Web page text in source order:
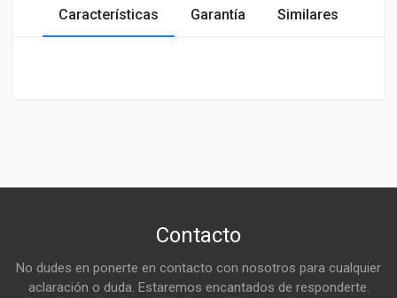
Características Garantía Similares
Contacto
No dudes en ponerte en contacto con nosotros para cualquier
aclaración o duda. Estaremos encantados de responderte.